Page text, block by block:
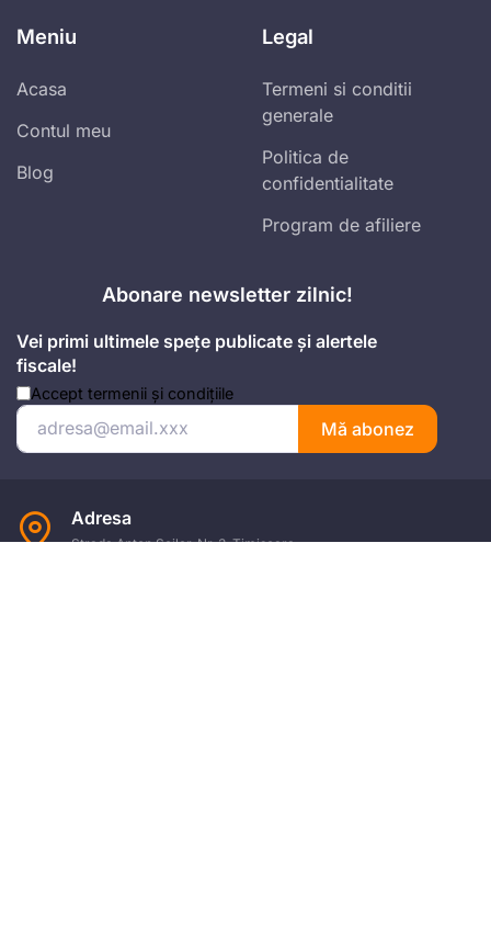
Meniu
Acasa
Contul meu
Blog
Legal
Termeni si conditii
generale
Politica de
confidentialitate
Program de afiliere
Abonare newsletter zilnic!
Vei primi ultimele spețe publicate și alertele
fiscale!
Accept termenii și condițiile
Mă abonez
Adresa
Strada Anton Seiler, Nr. 3, Timișoara